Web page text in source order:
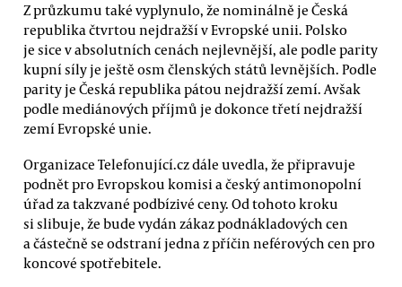
Z průzkumu také vyplynulo, že nominálně je Česká
republika čtvrtou nejdražší v Evropské unii. Polsko
je sice v absolutních cenách nejlevnější, ale podle parity
kupní síly je ještě osm členských států levnějších. Podle
parity je Česká republika pátou nejdražší zemí. Avšak
podle mediánových příjmů je dokonce třetí nejdražší
zemí Evropské unie.
Organizace Telefonující.cz dále uvedla, že připravuje
podnět pro Evropskou komisi a český antimonopolní
úřad za takzvané podbízivé ceny. Od tohoto kroku
si slibuje, že bude vydán zákaz podnákladových cen
a částečně se odstraní jedna z příčin neférových cen pro
koncové spotřebitele.